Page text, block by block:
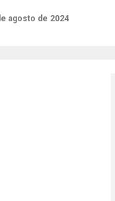
agosto de 2024